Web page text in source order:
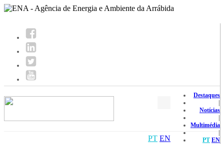
Destaques
Notícias
Multimédia
PT EN
PT EN